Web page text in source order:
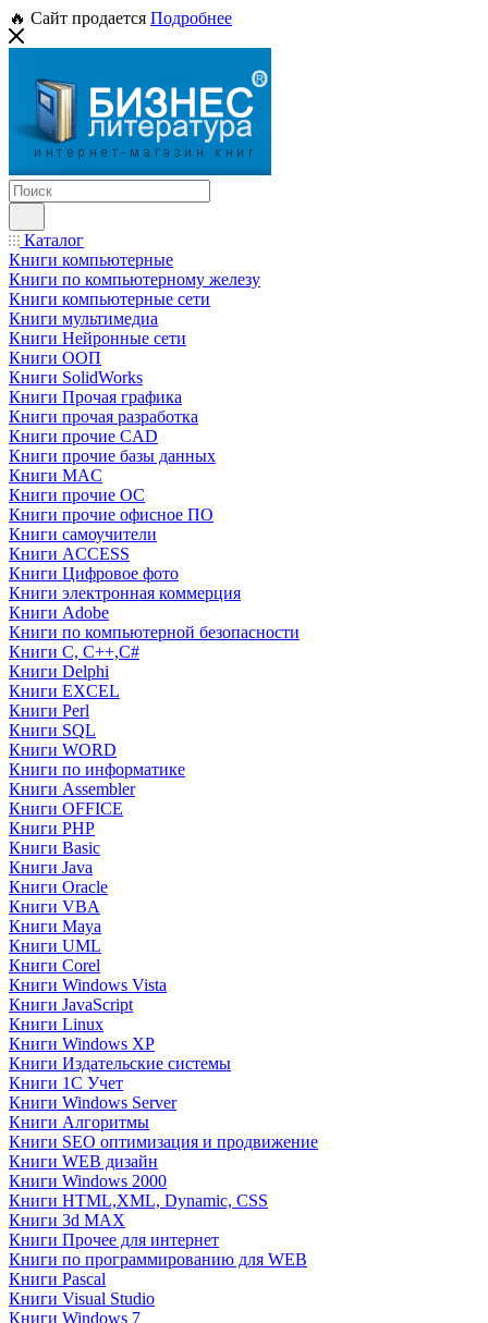
🔥 Сайт продается Подробнее
Каталог
Книги компьютерные
Книги по компьютерному железу
Книги компьютерные сети
Книги мультимедиа
Книги Нейронные сети
Книги ООП
Книги SolidWorks
Книги Прочая графика
Книги прочая разработка
Книги прочие CAD
Книги прочие базы данных
Книги MAC
Книги прочие ОС
Книги прочие офисное ПО
Книги самоучители
Книги ACCESS
Книги Цифровое фото
Книги электронная коммерция
Книги Adobe
Книги по компьютерной безопасности
Книги C, C++,С#
Книги Delphi
Книги EXCEL
Книги Perl
Книги SQL
Книги WORD
Книги по информатике
Книги Assembler
Книги OFFICE
Книги PHP
Книги Basic
Книги Java
Книги Oracle
Книги VBA
Книги Maya
Книги UML
Книги Corel
Книги Windows Vista
Книги JavaScript
Книги Linux
Книги Windows XP
Книги Издательские системы
Книги 1C Учет
Книги Windows Server
Книги Алгоритмы
Книги SEO оптимизация и продвижение
Книги WEB дизайн
Книги Windows 2000
Книги HTML,XML, Dynamic, CSS
Книги 3d MAX
Книги Прочее для интернет
Книги по программированию для WEB
Книги Pascal
Книги Visual Studio
Книги Windows 7